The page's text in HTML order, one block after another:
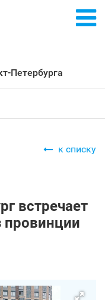
к списку
встречает
провинции